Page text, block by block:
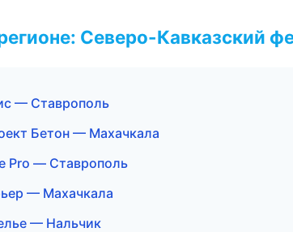
Северо-Кавказский
— Ставрополь
Бетон — Махачкала
Pro — Ставрополь
— Махачкала
— Нальчик